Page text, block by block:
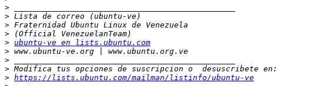
>
>
>
>
> ubuntu-ve en lists.ubuntu.com
>
>
>
> https://lists.ubuntu.com/mailman/listinfo/ubuntu-ve